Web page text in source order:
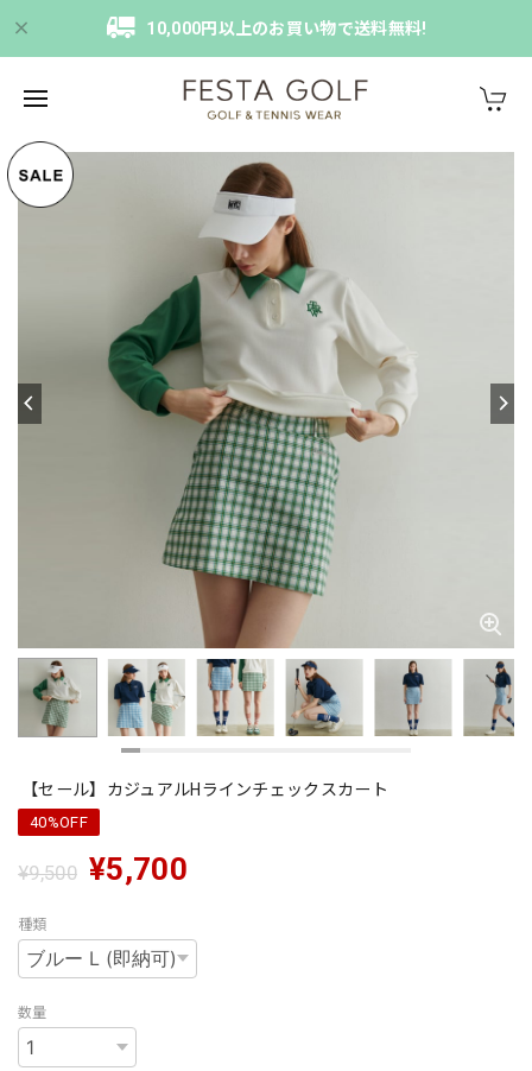
10,000円以上のお買い物で送料無料!
【セール】カジュアルHラインチェックスカート
40%OFF
¥9,500 ¥5,700
種類
数量